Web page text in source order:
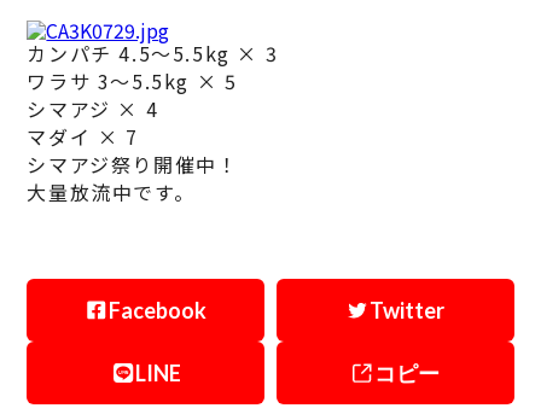
カンパチ 4.5〜5.5kg × 3
ワラサ 3〜5.5kg × 5
シマアジ × 4
マダイ × 7
シマアジ祭り開催中！
大量放流中です。
Facebook Twitter
LINE コピー